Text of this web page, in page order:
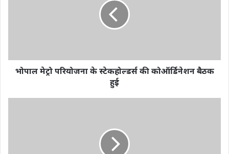
भोपाल मेट्रो परियोजना के स्टेकहोल्डर्स की कोऑर्डिनेशन बैठक
हुई